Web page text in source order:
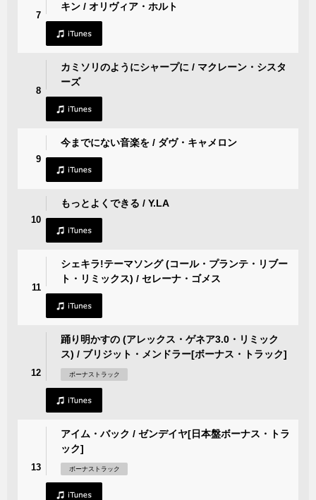
7
キン / オリヴィア・ホルト
8
カミソリのようにシャープに / マクレーン・シスタ
ーズ
9
今までにない音楽を / ダヴ・キャメロン
10
もっとよくできる / Y.LA
11
シェキラ!テーマソング (コール・プランテ・リブー
ト・リミックス) / セレーナ・ゴメス
12
踊り明かすの (アレックス・ゲネア3.0・リミック
ス) / ブリジット・メンドラー[ボーナス・トラック]
ボーナストラック
13
アイム・バック / ゼンデイヤ[日本盤ボーナス・トラ
ック]
ボーナストラック